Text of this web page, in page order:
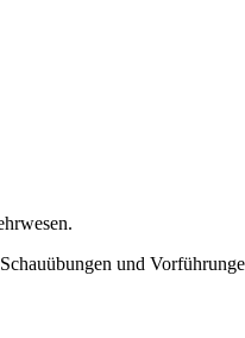
und